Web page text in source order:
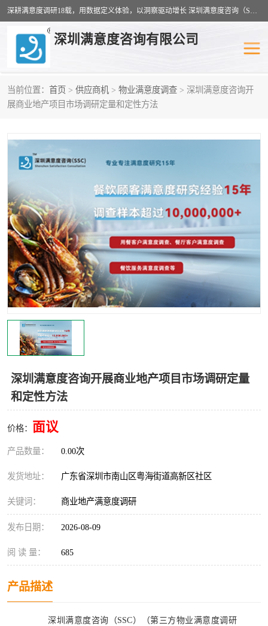
深耕满意度调研18载，用数据定义体验，以洞察驱动增长 深圳满意度咨询（SSC）：十八年专注，丈量每一份体验。
深圳满意度咨询有限公司
当前位置： 首页 > 供应商机 > 物业满意度调查 > 深圳满意度咨询开
展商业地产项目市场调研定量和定性方法
深圳满意度咨询开展商业地产项目市场调研定量
和定性方法
价格： 面议
产品数量： 0.00次
发货地址： 广东省深圳市南山区粤海街道高新区社区
关键词： 商业地产满意度调研
发布日期： 2026-08-09
阅 读 量： 685
产品描述
深圳满意度咨询（SSC）
（第三方物业满意度调研
物业满意度调查 旅游景区满意度
公共事务满意度调查 餐饮业满意度调查
营商环境满意度 员工满意度
服务满意度调查 汽车行业满意度